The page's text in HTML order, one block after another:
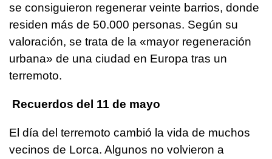
se consiguieron regenerar veinte barrios, donde
residen más de 50.000 personas. Según su
valoración, se trata de la «mayor regeneración
urbana» de una ciudad en Europa tras un
terremoto.
Recuerdos del 11 de mayo
El día del terremoto cambió la vida de muchos
vecinos de Lorca. Algunos no volvieron a